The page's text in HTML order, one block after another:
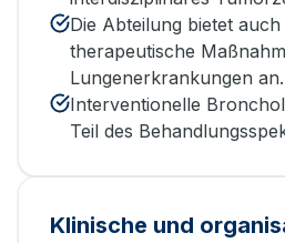
Die Abteilung bietet
therapeutische
Lungenerkrankungen an.
Interventionelle
Teil des
Klinische und